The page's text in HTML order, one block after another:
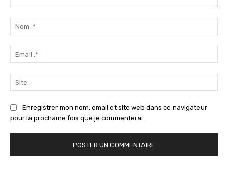
:*
:*
:
Enregistrer mon nom, email et site web dans ce navigateur
pour la prochaine fois que je commenterai.